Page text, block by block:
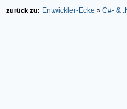
zurück zu: Entwickler-Ecke » C#- &